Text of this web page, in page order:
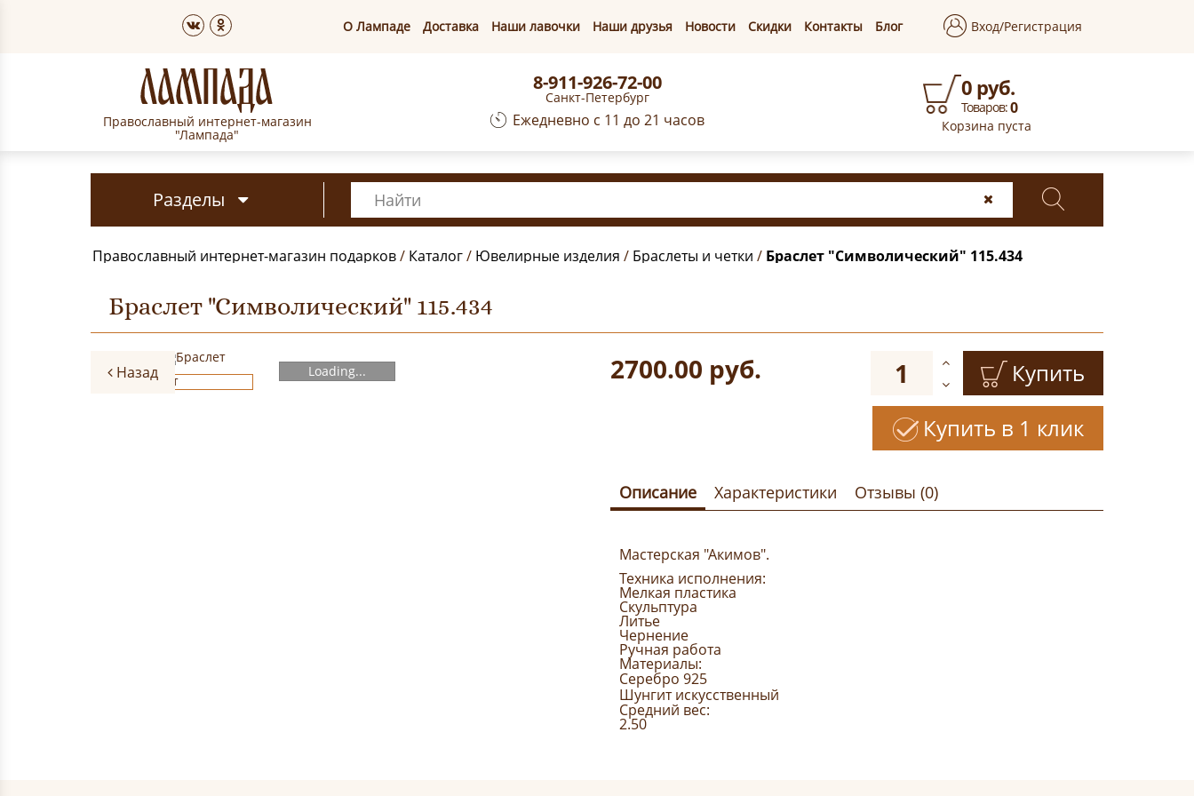
О Лампаде Доставка Наши лавочки Наши друзья Новости Скидки Контакты Блог Вход/Регистрация
Православный интернет-магазин
"Лампада"
8-911-926-72-00
Санкт-Петербург
Ежедневно с 11 до 21 часов
0 руб.
Товаров:0
Корзина пуста
Разделы
Православный интернет-магазин подарков/ Каталог/ Ювелирные изделия / Браслеты и четки / Браслет "Символический" 115.434
Браслет "Символический" 115.434
Loading...
Назад 2700.00 руб.
Купить
Купить в 1 клик
Описание Характеристики Отзывы (0)
Мастерская "Акимов".
Техника исполнения:
Мелкая пластика
Скульптура
Литье
Чернение
Ручная работа
Материалы:
Серебро 925
Шунгит искусственный
Средний вес:
2.50